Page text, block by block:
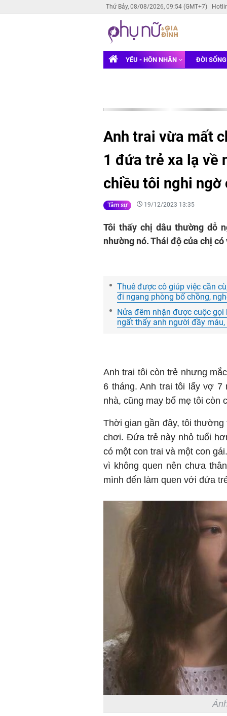
Thứ Bảy, 08/08/2026, 09:54 (GMT+7)
YÊU - HÔN NHÂN ĐỜI
Anh trai vừa mất
1 đứa trẻ xa lạ về
chiều tôi nghi ngờ
Tâm sự 19/12/2023 13:35
Tôi thấy chị dâu thường dỗ
nhường nó. Thái độ của chị
Thuê được cô giúp việc cần
đi ngang phòng bố chồng,
Nửa đêm nhận được cuộc
ngất thấy anh người đầy
Anh trai tôi còn trẻ nhưng
6 tháng. Anh trai tôi lấy vợ 7
nhà, cũng may bố mẹ tôi còn
Thời gian gần đây, tôi
chơi. Đứa trẻ này nhỏ tuổi
có một con trai và một con
vì không quen nên chưa
mình đến làm quen với đứa